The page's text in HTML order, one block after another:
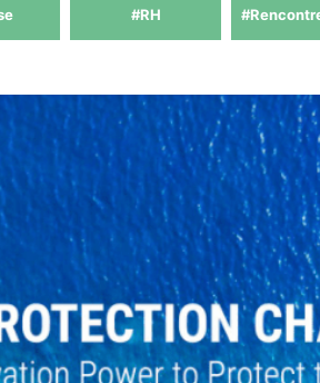
#RH